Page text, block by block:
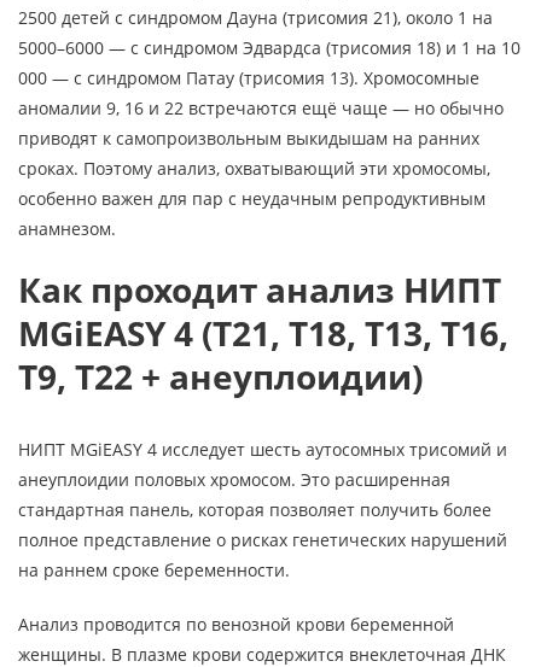
2500 детей с синдромом Дауна (трисомия 21), около 1 на
5000–6000 — с синдромом Эдвардса (трисомия 18) и 1 на 10
000 — с синдромом Патау (трисомия 13). Хромосомные
аномалии 9, 16 и 22 встречаются ещё чаще — но обычно
приводят к самопроизвольным выкидышам на ранних
сроках. Поэтому анализ, охватывающий эти хромосомы,
особенно важен для пар с неудачным репродуктивным
анамнезом.
Как проходит анализ НИПТ
MGiEASY 4 (Т21, Т18, Т13, Т16,
Т9, Т22 + анеуплоидии)
НИПТ MGiEASY 4 исследует шесть аутосомных трисомий и
анеуплоидии половых хромосом. Это расширенная
стандартная панель, которая позволяет получить более
полное представление о рисках генетических нарушений
на раннем сроке беременности.
Анализ проводится по венозной крови беременной
женщины. В плазме крови содержится внеклеточная ДНК